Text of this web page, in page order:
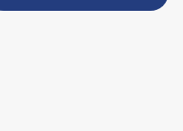
française >